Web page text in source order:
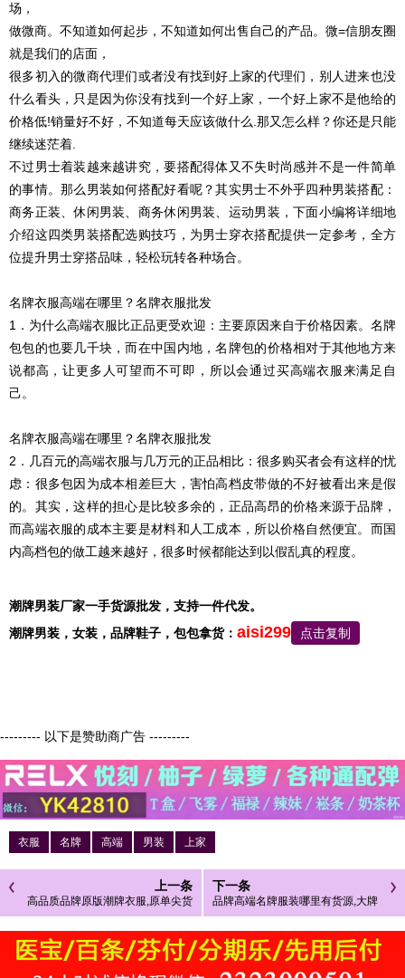
场，
做微商。不知道如何起步，不知道如何出售自己的产品。微=信朋友圈
就是我们的店面，
很多初入的微商代理们或者没有找到好上家的代理们，别人进来也没
什么看头，只是因为你没有找到一个好上家，一个好上家不是他给的
价格低!销量好不好，不知道每天应该做什么.那又怎么样？你还是只能
继续迷茫着.
不过男士着装越来越讲究，要搭配得体又不失时尚感并不是一件简单
的事情。那么男装如何搭配好看呢？其实男士不外乎四种男装搭配：
商务正装、休闲男装、商务休闲男装、运动男装，下面小编将详细地
介绍这四类男装搭配选购技巧，为男士穿衣搭配提供一定参考，全方
位提升男士穿搭品味，轻松玩转各种场合。
名牌衣服高端在哪里？名牌衣服批发
1．为什么高端衣服比正品更受欢迎：主要原因来自于价格因素。名牌
包包的也要几千块，而在中国内地，名牌包的价格相对于其他地方来
说都高，让更多人可望而不可即，所以会通过买高端衣服来满足自
己。
名牌衣服高端在哪里？名牌衣服批发
2．几百元的高端衣服与几万元的正品相比：很多购买者会有这样的忧
虑：很多包因为成本相差巨大，害怕高档皮带做的不好被看出来是假
的。其实，这样的担心是比较多余的，正品高昂的价格来源于品牌，
而高端衣服的成本主要是材料和人工成本，所以价格自然便宜。而国
内高档包的做工越来越好，很多时候都能达到以假乱真的程度。
潮牌男装厂家一手货源批发，支持一件代发。
潮牌男装， 女装，品牌鞋子，包包拿货： aisi299 点击复制
--------- 以下是赞助商广告 ---------
衣服 名牌 高端 男装 上家
上一条
高品质品牌原版潮牌衣服,原单尖货
潮牌男装
下一条
品牌高端名牌服装哪里有货源,大牌
品牌服装批发工厂